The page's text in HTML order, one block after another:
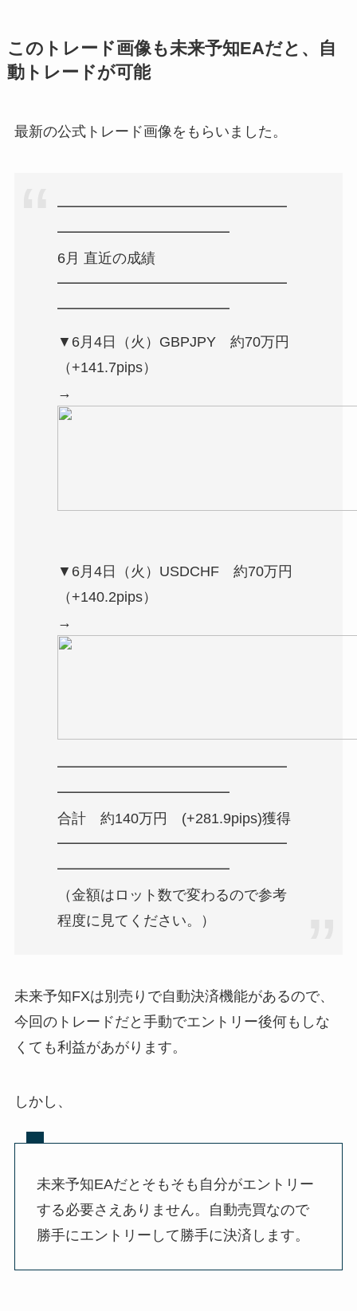
このトレード画像も未来予知EAだと、自
動トレードが可能
最新の公式トレード画像をもらいました。
━━━━━━━━━━━━━━━━
━━━━━━━━━━━━
6月 直近の成績
━━━━━━━━━━━━━━━━
━━━━━━━━━━━━
▼6月4日（火）GBPJPY 約70万円
（+141.7pips）
→
▼6月4日（火）USDCHF 約70万円
（+140.2pips）
→
━━━━━━━━━━━━━━━━
━━━━━━━━━━━━
合計 約140万円 (+281.9pips)獲得
━━━━━━━━━━━━━━━━
━━━━━━━━━━━━
（金額はロット数で変わるので参考
程度に見てください。）
未来予知FXは別売りで自動決済機能があるので、
今回のトレードだと手動でエントリー後何もしな
くても利益があがります。
しかし、
未来予知EAだとそもそも自分がエントリー
する必要さえありません。自動売買なので
勝手にエントリーして勝手に決済します。